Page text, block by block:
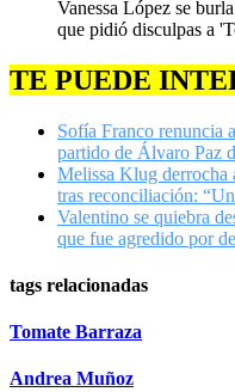
Vanessa López se
que pidió disculpas a
TE PUEDE
Sofía Franco renuncia
partido de Álvaro Paz
Melissa Klug derrocha
tras reconciliación:
Valentino se quiebra
que fue agredido por
tags relacionadas
Tomate Barraza
Andrea Muñoz